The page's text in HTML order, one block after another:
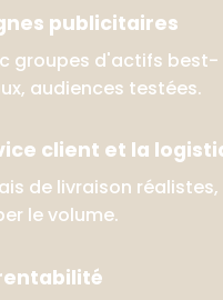
publicitaires
groupes d'actifs best-
audiences testées.
client et la
de livraison réalistes,
le volume.